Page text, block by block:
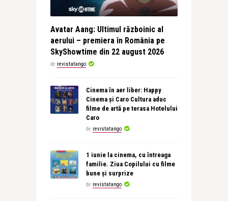
Avatar Aang: Ultimul războinic al
aerului – premiera în România pe
SkyShowtime din 22 august 2026
de revistatango
Cinema în aer liber: Happy
Cinema și Caro Cultura aduc
filme de artă pe terasa Hotelului
Caro
de revistatango
1 iunie la cinema, cu întreaga
familie. Ziua Copilului cu filme
bune și surprize
de revistatango